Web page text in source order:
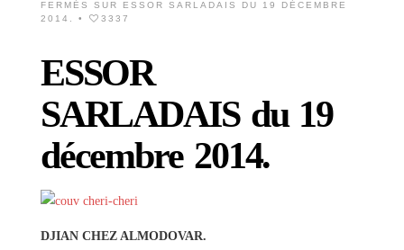
FERMÉS
SUR ESSOR SARLADAIS DU 19 DÉCEMBRE
2014.
• 3337
ESSOR
SARLADAIS du 19
décembre 2014.
DJIAN CHEZ ALMODOVAR.